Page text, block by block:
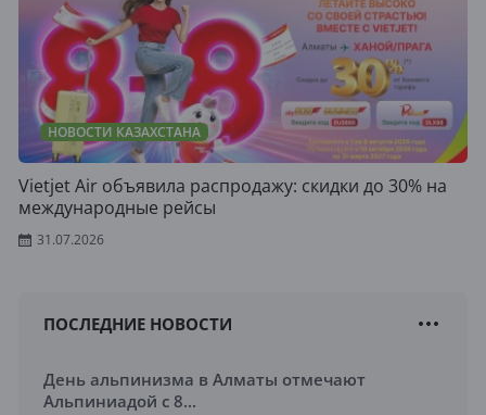
НОВОСТИ КАЗАХСТАНА
Vietjet Air объявила распродажу: скидки до 30% на
международные рейсы
31.07.2026
ПОСЛЕДНИЕ НОВОСТИ
День альпинизма в Алматы отмечают
Альпиниадой с 8...